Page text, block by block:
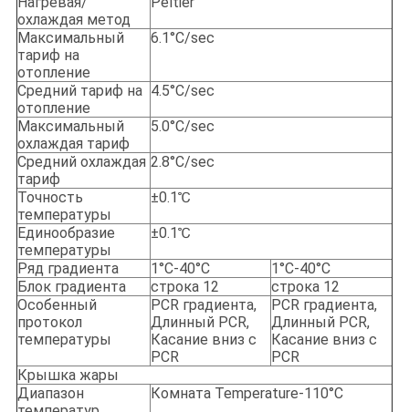
охлаждая метод
Максимальный
тариф на
отопление
6.1°C/sec
Средний тариф на
отопление
4.5°C/sec
Максимальный
охлаждая тариф
5.0°C/sec
Средний охлаждая
тариф
2.8°C/sec
Точность
температуры
±0.1℃
Единообразие
температуры
±0.1℃
Ряд градиента 1°C-40°C
1°C-40°C
Блок градиента
строка 12
строка 12
Особенный
протокол
температуры
PCR градиента,
Длинный PCR,
Касание вниз с
PCR
PCR градиента,
Длинный PCR,
Касание вниз с
PCR
Крышка жары
Диапазон
Комната Temperature-110°C